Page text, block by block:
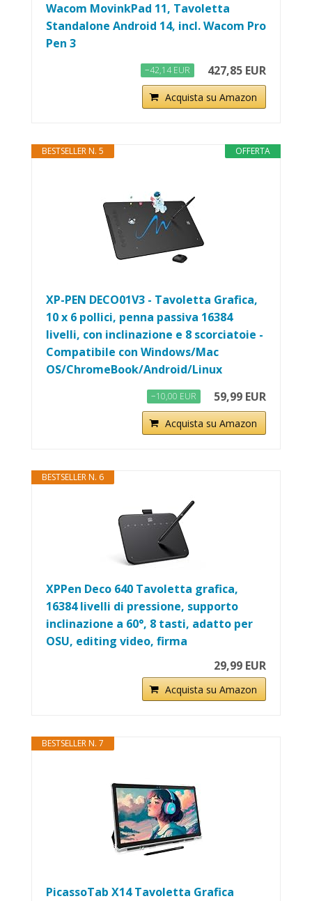
Wacom MovinkPad 11, Tavoletta
Standalone Android 14, incl. Wacom Pro
Pen 3
−42,14 EUR 427,85 EUR
Acquista su Amazon
OFFERTA
BESTSELLER N. 5
XP-PEN DECO01V3 - Tavoletta Grafica,
10 x 6 pollici, penna passiva 16384
livelli, con inclinazione e 8 scorciatoie -
Compatibile con Windows/Mac
OS/ChromeBook/Android/Linux
−10,00 EUR 59,99 EUR
Acquista su Amazon
BESTSELLER N. 6
XPPen Deco 640 Tavoletta grafica,
16384 livelli di pressione, supporto
inclinazione a 60°, 8 tasti, adatto per
OSU, editing video, firma
29,99 EUR
Acquista su Amazon
BESTSELLER N. 7
PicassoTab X14 Tavoletta Grafica